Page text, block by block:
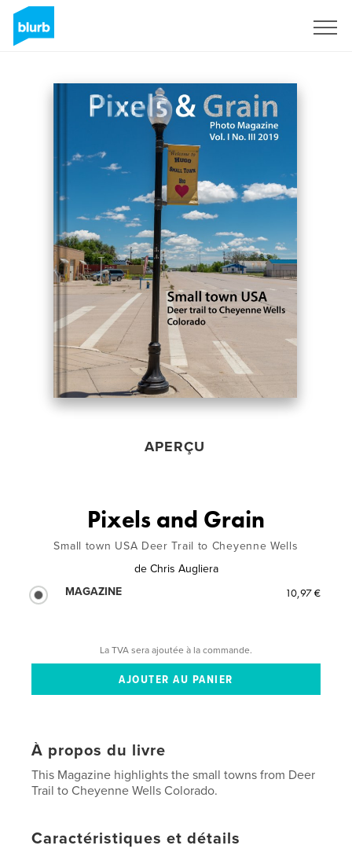
APERÇU
Pixels and Grain
Small town USA Deer Trail to Cheyenne Wells
de Chris Augliera
MAGAZINE
10,97 €
La TVA sera ajoutée à la commande.
À propos du livre
This Magazine highlights the small towns from Deer
Trail to Cheyenne Wells Colorado.
Caractéristiques et détails